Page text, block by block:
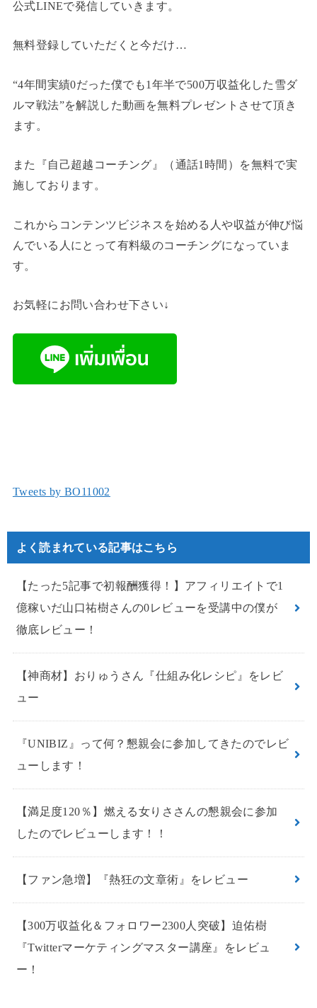
公式LINEで発信していきます。
無料登録していただくと今だけ…
“4年間実績0だった僕でも1年半で500万収益化した雪ダ
ルマ戦法”を解説した動画を無料プレゼントさせて頂き
ます。
また『自己超越コーチング』（通話1時間）を無料で実
施しております。
これからコンテンツビジネスを始める人や収益が伸び悩
んでいる人にとって有料級のコーチングになっていま
す。
お気軽にお問い合わせ下さい↓
Tweets by BO11002
よく読まれている記事はこちら
【たった5記事で初報酬獲得！】アフィリエイトで1
億稼いだ山口祐樹さんの0レビューを受講中の僕が
徹底レビュー！
【神商材】おりゅうさん『仕組み化レシピ』をレビ
ュー
『UNIBIZ』って何？懇親会に参加してきたのでレビ
ューします！
【満足度120％】燃える女りささんの懇親会に参加
したのでレビューします！！
【ファン急増】『熱狂の文章術』をレビュー
【300万収益化＆フォロワー2300人突破】迫佑樹
『Twitterマーケティングマスター講座』をレビュ
ー！